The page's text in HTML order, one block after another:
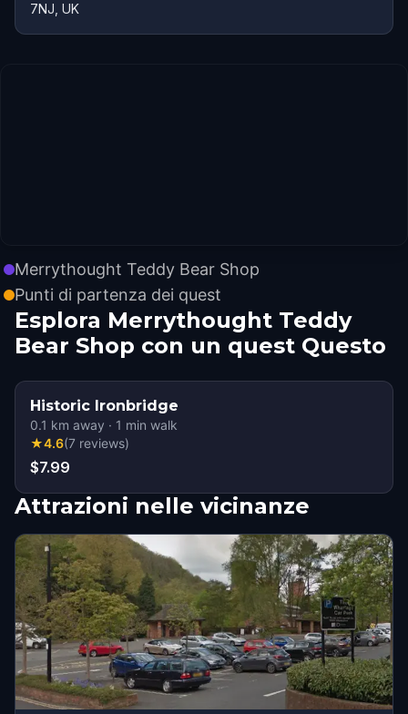
7NJ, UK
Merrythought Teddy Bear Shop
Punti di partenza dei quest
Esplora Merrythought Teddy
Bear Shop con un quest Questo
Historic Ironbridge
0.1 km away · 1 min walk
★4.6(7 reviews)
$7.99
Attrazioni nelle vicinanze